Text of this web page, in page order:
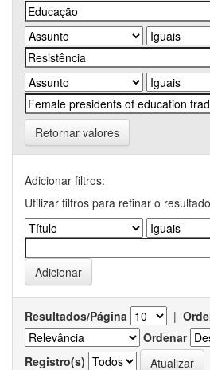
Retornar valores
Adicionar filtros:
Utilizar filtros para refinar o
Resultados/Página |
Ordenar
Registro(s)